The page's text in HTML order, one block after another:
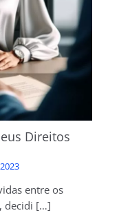
Direitos
entre os
decidi […]